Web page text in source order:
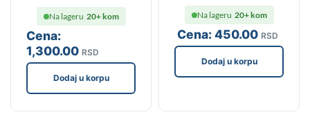
Cena:
1,300.00 RSD
Na lageru 20+ kom
Dodaj u korpu
Cena:450.00 RSD
Na lageru 20+ kom
Dodaj u korpu